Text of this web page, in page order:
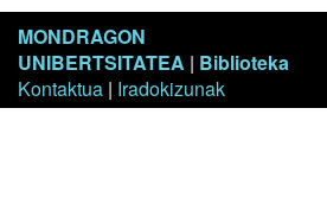
MONDRAGON
UNIBERTSITATEA | Biblioteka
Kontaktua | Iradokizunak